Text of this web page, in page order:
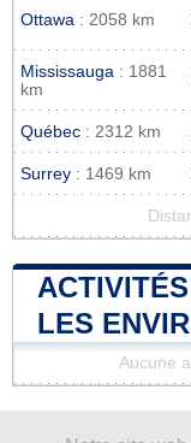
Ottawa : 2058 km
Mississauga : 1881
km
Québec : 2312 km
Surrey : 1469 km
LES
Aucune